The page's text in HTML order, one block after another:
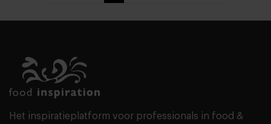
Het inspiratieplatform voor professionals in food &